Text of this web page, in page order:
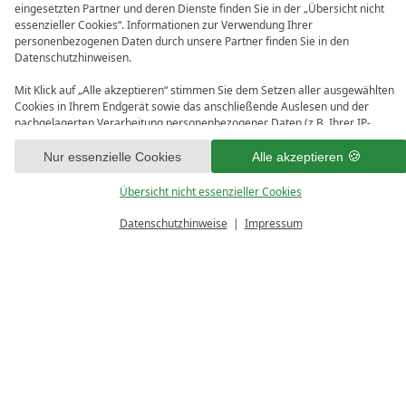
eingesetzten Partner und deren Dienste finden Sie in der „Übersicht nicht
essenzieller Cookies“. Informationen zur Verwendung Ihrer
personenbezogenen Daten durch unsere Partner finden Sie in den
Datenschutzhinweisen.
Mit Klick auf „Alle akzeptieren“ stimmen Sie dem Setzen aller ausgewählten
Cookies in Ihrem Endgerät sowie das anschließende Auslesen und der
nachgelagerten Verarbeitung personenbezogener Daten (z.B. Ihrer IP-
Adresse) durch uns und unseren Partnern zu. Falls Sie damit nicht
einverstanden sind, klicken Sie bitte auf „Nur essenzielle Cookies“. Eine
individuelle Auswahl können Sie unter „Übersicht nicht essenzieller Cookies“
tätigen. Sie können Ihre Auswahl im Fußbereich dieser Website oder in den
Alle akzeptieren
Nur essenzielle Cookies
Übersicht nicht essenzieller Cookies
Datenschutzhinweise ImpressumBUCHEN
7 - 9 Nächte
ANFRAGEN
BUCHEN
Verfügbare Zeiträume:
01.06.2026 - 21.09.2026
Aufenthaltsdauer